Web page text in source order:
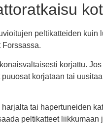
peltikatteiden kuin
korjattu.
korjataan tai
tai hapertuneiden
peltikatteet liikkumaan